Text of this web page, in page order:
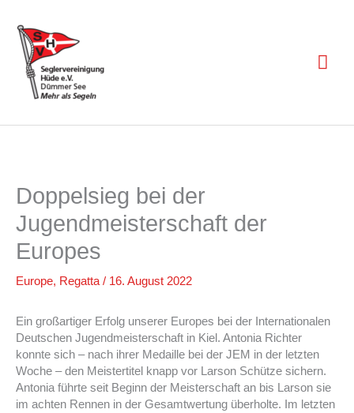
Inhalt
springen
Doppelsieg bei der
Jugendmeisterschaft der
Europes
Europe, Regatta/ 16. August 2022
Ein großartiger Erfolg unserer Europes bei der Internationalen
Deutschen Jugendmeisterschaft in Kiel. Antonia Richter
konnte sich – nach ihrer Medaille bei der JEM in der letzten
Woche – den Meistertitel knapp vor Larson Schütze sichern.
Antonia führte seit Beginn der Meisterschaft an bis Larson sie
im achten Rennen in der Gesamtwertung überholte. Im letzten